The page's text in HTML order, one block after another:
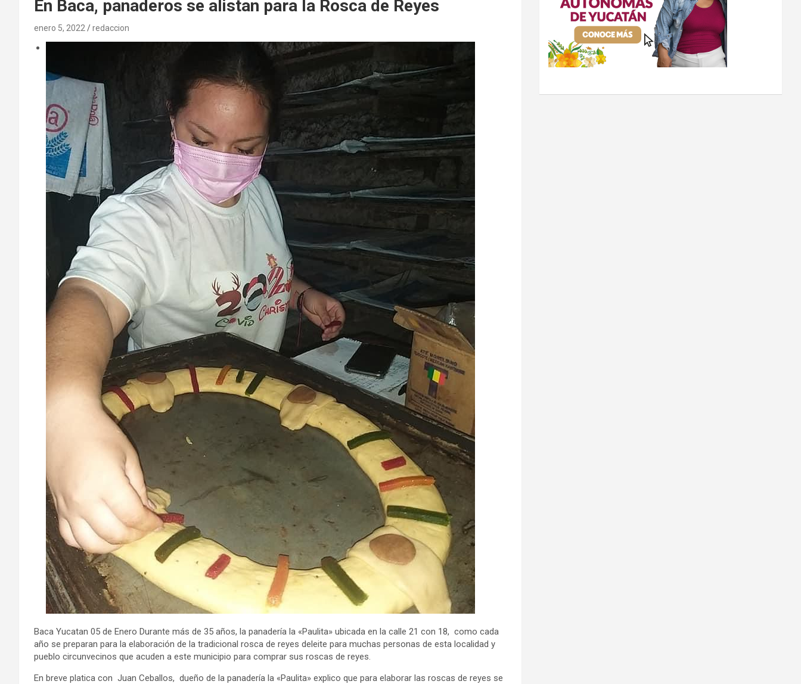
En Baca, panaderos se alistan para la Rosca de Reyes
enero 5, 2022 redaccion
Baca Yucatan 05 de Enero Durante más de 35 años, la panadería la «Paulita» ubicada en la calle 21 con 18, como cada
año se preparan para la elaboración de la tradicional rosca de reyes deleite para muchas personas de esta localidad y
pueblo circunvecinos que acuden a este municipio para comprar sus roscas de reyes.
En breve platica con Juan Ceballos, dueño de la panadería la «Paulita» explico que para elaborar las roscas de reyes se